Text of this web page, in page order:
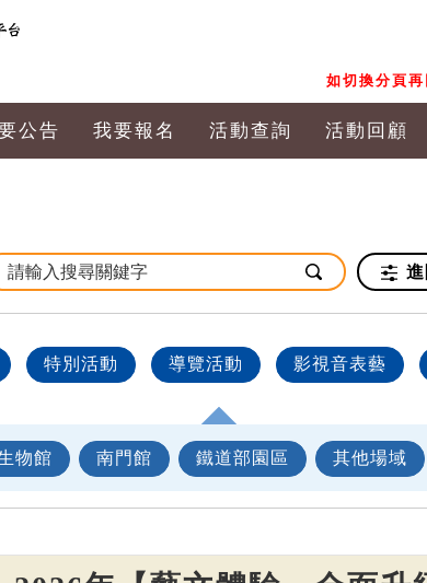
如切換分頁
公告 我要報名 活動查詢 活動回顧
特別活動 導覽活動 影視音表藝
物館 南門館 鐵道部園區 其他場域